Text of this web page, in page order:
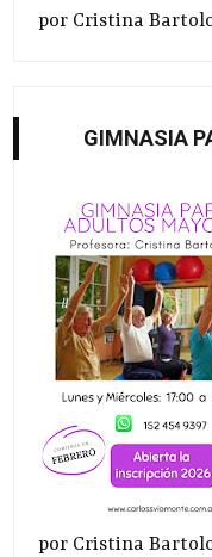
por Cristina
GIMNASIA
por Cristina